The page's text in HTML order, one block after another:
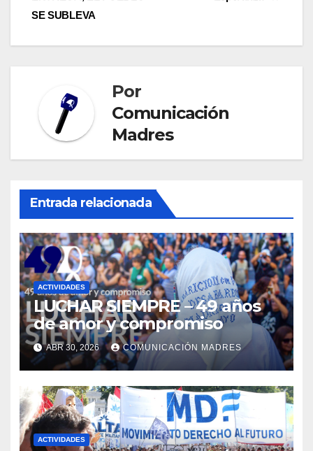
entradas
SE SUBLEVA
Por
Comunicación
Madres
Entrada relacionada
ACTIVIDADES
LUCHAR SIEMPRE – 49 años
de amor y compromiso
ABR 30, 2026 COMUNICACIÓN MADRES
ACTIVIDADES